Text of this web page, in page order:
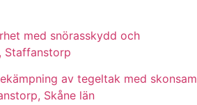
med snörasskydd och
Staffanstorp
av tegeltak med skonsam
Skåne län